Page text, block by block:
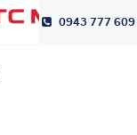
0943 777 609